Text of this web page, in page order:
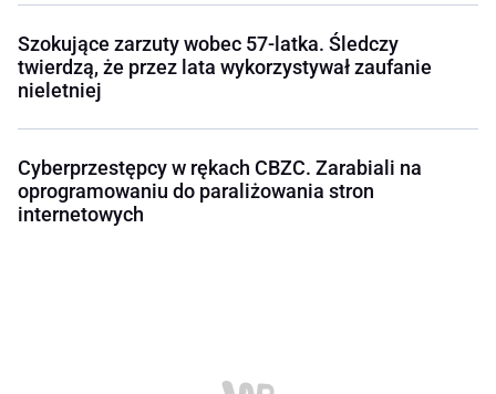
Szokujące zarzuty wobec 57-latka. Śledczy
twierdzą, że przez lata wykorzystywał zaufanie
nieletniej
Cyberprzestępcy w rękach CBZC. Zarabiali na
oprogramowaniu do paraliżowania stron
internetowych